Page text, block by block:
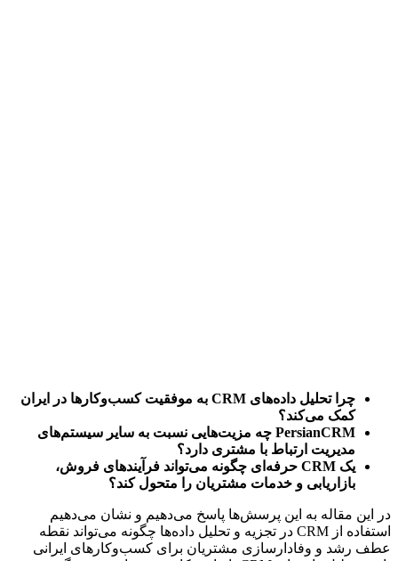
کمک می‌کند؟
مدیریت ارتباط با مشتری دارد؟
بازاریابی و خدمات مشتریان را متحول کند؟